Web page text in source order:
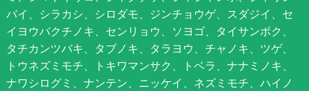
バイ、シラカシ、シロダモ、ジンチョウゲ、スダジイ、セ
イヨウバクチノキ、センリョウ、ソヨゴ、タイサンボク、
タチカンツバキ、タブノキ、タラヨウ、チャノキ、ツゲ、
トウネズミモチ、トキワマンサク、トベラ、ナナミノキ、
ナワシログミ、ナンテン、ニッケイ、ネズミモチ、ハイノ